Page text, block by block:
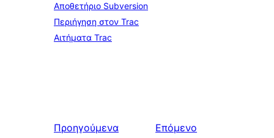
Αποθετήριο Subversion
Περιήγηση στον Trac
Αιτήματα Trac
Προηγούμενα
Επόμενο